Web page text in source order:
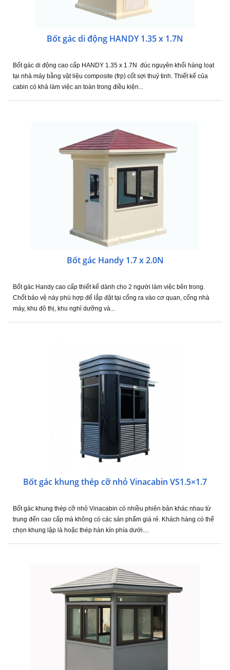
Bốt gác di động HANDY 1.35 x 1.7N
Bốt gác di động cao cấp HANDY 1.35 x 1.7N đúc nguyên khối hàng loạt
tại nhà máy bằng vật liệu composite (frp) cốt sợi thuỷ tinh. Thiết kế của
cabin có khả làm việc an toàn trong điều kiện...
Bốt gác Handy 1.7 x 2.0N
Bốt gác Handy cao cấp thiết kế dành cho 2 người làm việc bên trong.
Chốt bảo vệ này phù hợp để lắp đặt tại cổng ra vào cơ quan, cổng nhà
máy, khu đô thị, khu nghỉ dưỡng và...
Bốt gác khung thép cỡ nhỏ Vinacabin VS1.5×1.7
Bốt gác khung thép cỡ nhỏ Vinacabin có nhiều phiên bản khác nhau từ
trung đến cao cấp mà không có các sản phẩm giá rẻ. Khách hàng có thể
chọn khung lập là hoặc thép hàn kín phía dưới....